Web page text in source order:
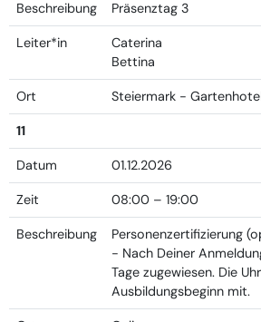
Beschreibung Präsenztag 3
Leiter*in
Caterina
Bettina
Ort Steiermark -
11
Datum 01.12.2026
Zeit 08:00 – 19:00
Beschreibung
Personenzertifizierung
- Nach Deiner
Tage zugewiesen. Die
Ausbildungsbeginn mit.